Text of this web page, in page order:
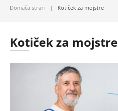
Domača stran Kotiček za mojstre
Kotiček za mojstre